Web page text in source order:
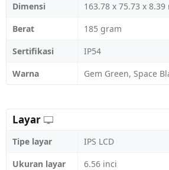
Dimensi
163.78 x 75.73 x 8.39
Berat
185 gram
Sertifikasi
IP54
Warna
Gem Green, Space
Layar
Tipe layar
IPS LCD
Ukuran layar
6.56 inci